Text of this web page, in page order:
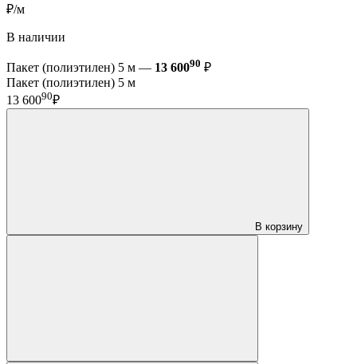
₽/м
В наличии
Пакет (полиэтилен) 5 м — 13 60090 ₽
Пакет (полиэтилен) 5 м
13 60090₽
В корзину